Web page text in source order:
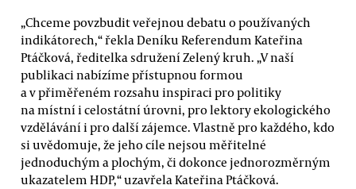
„Chceme povzbudit veřejnou debatu o používaných
indikátorech,“ řekla Deníku Referendum Kateřina
Ptáčková, ředitelka sdružení Zelený kruh. „V naší
publikaci nabízíme přístupnou formou
a v přiměřeném rozsahu inspiraci pro politiky
na místní i celostátní úrovni, pro lektory ekologického
vzdělávání i pro další zájemce. Vlastně pro každého, kdo
si uvědomuje, že jeho cíle nejsou měřitelné
jednoduchým a plochým, či dokonce jednorozměrným
ukazatelem HDP,“ uzavřela Kateřina Ptáčková.